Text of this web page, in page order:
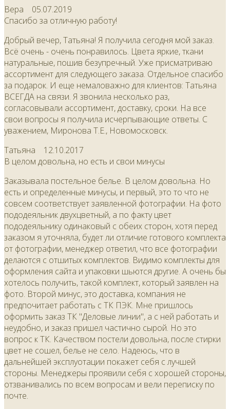
Вера 05.07.2019
Спасибо за отличную работу!
Добрый вечер, Татьяна! Я получила сегодня мой заказ.
Всё очень - очень понравилось. Цвета яркие, ткани
натуральные, пошив безупречный. Уже присматриваю
ассортимент для следующего заказа. Отдельное спасибо
за подарок. И еще немаловажно для клиентов: Татьяна
ВСЕГДА на связи. Я звонила несколько раз,
согласовывали ассортимент, доставку, сроки. На все
свои вопросы я получила исчерпывающие ответы. С
уважением, Миронова Т.Е., Новомосковск.
Татьяна 12.10.2017
В целом довольна, но есть и свои минусы
Заказывала постельное белье. В целом довольна. Но
есть и определенные минусы, и первый, это то что не
совсем соответствует заявленной фотографии. На фото
пододеяльник двухцветный, а по факту цвет
пододеяльнику одинаковый с обеих сторон, хотя перед
заказом я уточняла, будет ли отличие готового комплекта
от фотографии, менеджер ответил, что все фотографии
делаются с отшитых комплектов. Видимо комплекты для
оформления сайта и упаковки шьются другие. А очень бы
хотелось получить, такой комплект, который заявлен на
фото. Второй минус, это доставка, компания не
предпочитает работать с ТК ПЭК. Мне пришлось
оформить заказ ТК "Деловые линии", а с ней работать и
неудобно, и заказ пришел частично сырой. Но это
вопрос к ТК. Качеством постели довольна, после стирки
цвет не сошел, белье не село. Надеюсь, что в
дальнейшей эксплуотации покажет себя с лучшей
стороны. Менеджеры проявили себя с хорошей стороны,
отзванивались по всем вопросам и вели переписку по
почте.